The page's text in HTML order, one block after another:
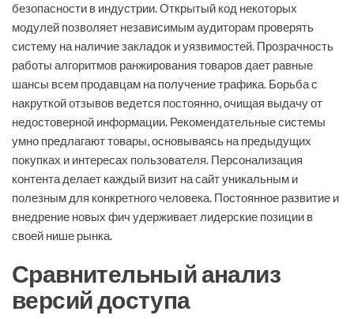
безопасности в индустрии. Открытый код некоторых
модулей позволяет независимым аудиторам проверять
систему на наличие закладок и уязвимостей. Прозрачность
работы алгоритмов ранжирования товаров дает равные
шансы всем продавцам на получение трафика. Борьба с
накруткой отзывов ведется постоянно, очищая выдачу от
недостоверной информации. Рекомендательные системы
умно предлагают товары, основываясь на предыдущих
покупках и интересах пользователя. Персонализация
контента делает каждый визит на сайт уникальным и
полезным для конкретного человека. Постоянное развитие и
внедрение новых фич удерживает лидерские позиции в
своей нише рынка.
Сравнительный анализ
версий доступа